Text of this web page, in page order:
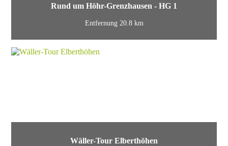
Rund um Höhr-Grenzhausen - HG 1
Entfernung 20.8 km
Wäller-Tour Elberthöhen